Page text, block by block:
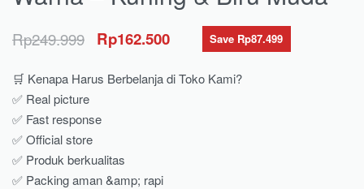
Rp249.999 Rp162.500 Save Rp87.499
🛒 Kenapa Harus Berbelanja di Toko Kami?
✅ Real picture
✅ Fast response
✅ Official store
✅ Produk berkualitas
✅ Packing aman &amp; rapi